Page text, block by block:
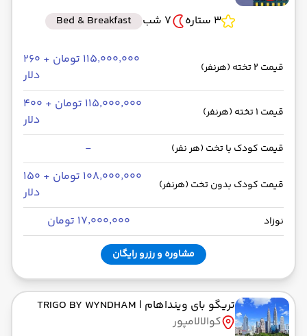
3 ستاره
7 شب Bed & Breakfast
قیمت 2 تخته (هرنفر)
۱۱۵٬۰۰۰٬۰۰۰ تومان + ۲۶۰
دلار
قیمت 1 تخته (هرنفر)
۱۱۵٬۰۰۰٬۰۰۰ تومان + ۴۰۰
دلار
قیمت کودک با تخت (هر نفر) -
قیمت کودک بدون تخت (هرنفر)
۱۰۸٬۰۰۰٬۰۰۰ تومان + ۱۵۰
دلار
نوزاد ۱۷٬۰۰۰٬۰۰۰ تومان
مشاوره و رزرو رایگان
تریگو بای وینداهام | TRIGO BY WYNDHAM
کوالالامپور